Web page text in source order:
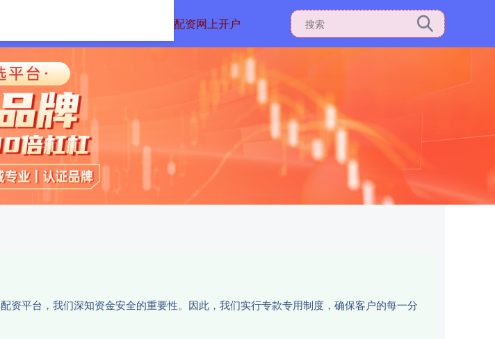
正规配资网上开户
平台，我们深知资金安全的重要性。因此，我们实行专款专用制度，确保客户的每一分